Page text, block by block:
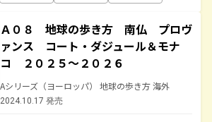
Ａ０８ 地球の歩き方 南仏 プロヴ
ァンス コート・ダジュール＆モナ
コ ２０２５～２０２６
Aシリーズ（ヨーロッパ） 地球の歩き方 海外
2024.10.17 発売